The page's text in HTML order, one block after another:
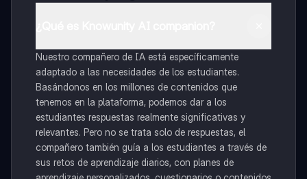
Nuestro compañero de IA está específicamente
adaptado a las necesidades de los estudiantes.
Basándonos en los millones de contenidos que
tenemos en la plataforma, podemos dar a los
estudiantes respuestas realmente significativas y
relevantes. Pero no se trata solo de respuestas, el
compañero también guía a los estudiantes a través de
sus retos de aprendizaje diarios, con planes de